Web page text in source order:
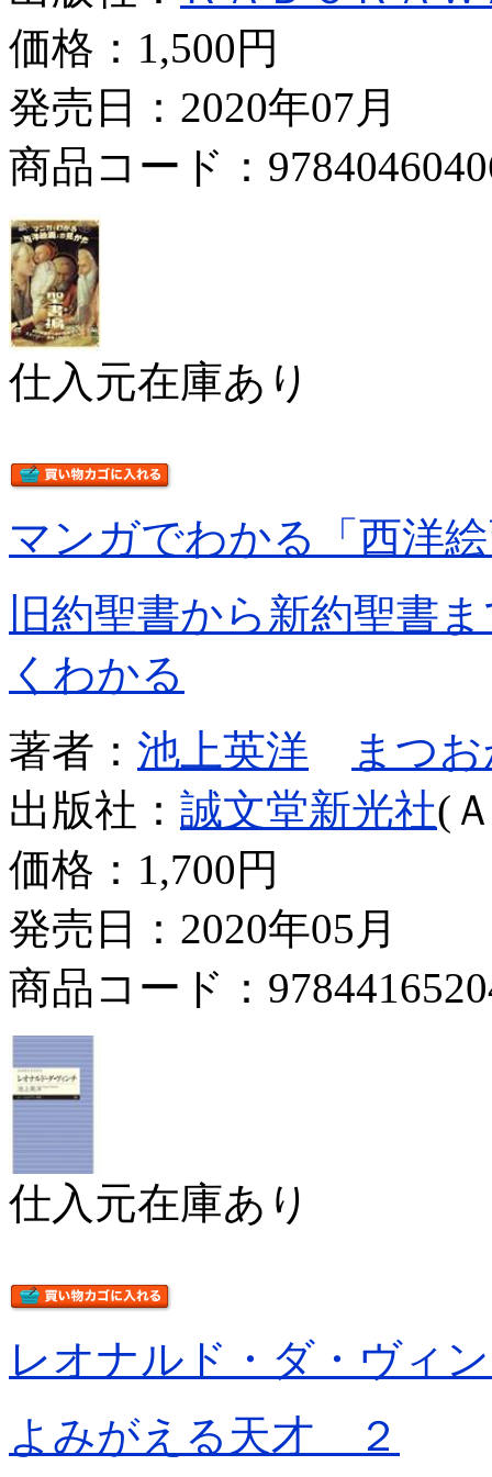
価格： 1,500円
発売日：2020年07月
商品コード：
仕入元在庫あり
マンガでわかる「西洋
旧約聖書から新約聖書
くわかる
著者： 池上英洋
まつ
出版社： 誠文堂新光社(
価格： 1,700円
発売日：2020年05月
商品コード：
仕入元在庫あり
レオナルド・ダ・ヴィ
よみがえる天才 ２